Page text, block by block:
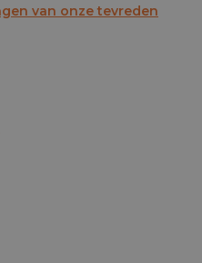
van onze tevreden